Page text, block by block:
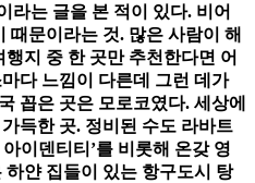
라는 글을 본 적이 있다. 비어
때문이라는 것. 많은 사람이 해
지 중 한 곳만 추천한다면 어
다 느낌이 다른데 그런 데가
꼽은 곳은 모로코였다. 세상에
득한 곳. 정비된 수도 라바트
이덴티티’를 비롯해 온갖 영
얀 집들이 있는 항구도시 탕